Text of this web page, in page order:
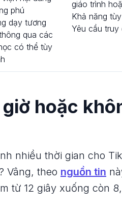
phú
dạy tương
qua các
có thể tùy
giáo trình
Khả năng
Yêu cầu truy
hoặc
nhiều thời gian cho
Vâng, theo nguồn tin
từ 12 giây xuống còn